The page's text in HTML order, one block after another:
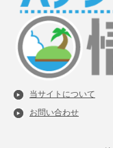
当サイトについて
お問い合わせ